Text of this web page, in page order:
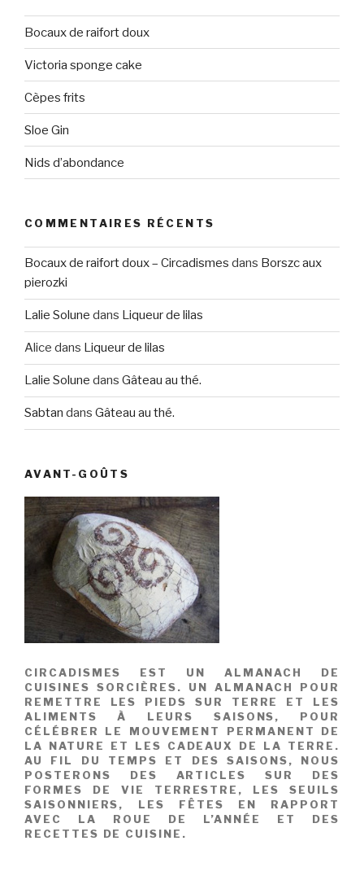
Bocaux de raifort doux
Victoria sponge cake
Cèpes frits
Sloe Gin
Nids d’abondance
COMMENTAIRES RÉCENTS
Bocaux de raifort doux – Circadismes dans Borszc aux
pierozki
Lalie Solune dans Liqueur de lilas
Alice dans Liqueur de lilas
Lalie Solune dans Gâteau au thé.
Sabtan dans Gâteau au thé.
AVANT-GOÛTS
CIRCADISMES EST UN ALMANACH DE
CUISINES SORCIÈRES. UN ALMANACH POUR
REMETTRE LES PIEDS SUR TERRE ET LES
ALIMENTS À LEURS SAISONS, POUR
CÉLÉBRER LE MOUVEMENT PERMANENT DE
LA NATURE ET LES CADEAUX DE LA TERRE.
AU FIL DU TEMPS ET DES SAISONS, NOUS
POSTERONS DES ARTICLES SUR DES
FORMES DE VIE TERRESTRE, LES SEUILS
SAISONNIERS, LES FÊTES EN RAPPORT
AVEC LA ROUE DE L’ANNÉE ET DES
RECETTES DE CUISINE.